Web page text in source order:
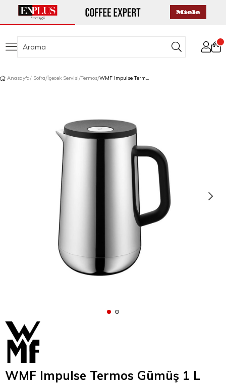
Anasayfa Sofra İçecek Servisi Termos WMF Impulse Termos Gümüş 1 L
WMF Impulse Termos Gümüş 1 L